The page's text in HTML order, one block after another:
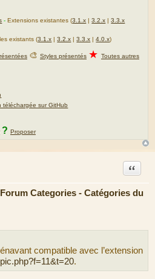
-Extensions existantes (3.1.x |3.2.x |3.3.x
existants (3.1.x |3.2.x |3.3.x |4.0.x)
🎨 Styles présentés ★ Toutes autres
téléchargée sur GitHub
? Proposer
Categories - Catégories du
Citation
compatible avec l’extension
.